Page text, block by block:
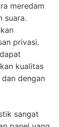
meredam
suara.
privasi.
kualitas
dengan
sangat